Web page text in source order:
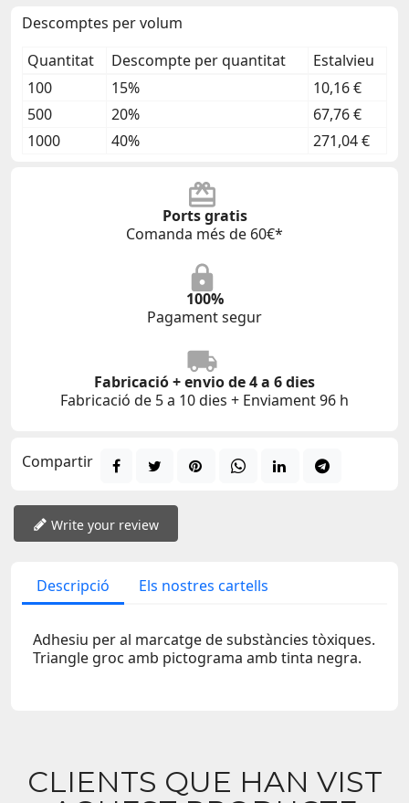
Descomptes per volum
Quantitat
Descompte per quantitat
Estalvieu
100
15%
10,16 €
500
20%
67,76 €
1000
40% 271,04 €
Ports gratis
Comanda més de 60€*
100%
Pagament segur
Fabricació + envio de 4 a 6 dies
Fabricació de 5 a 10 dies + Enviament 96 h
Compartir
Write your review
Descripció Els nostres cartells
Adhesiu per al marcatge de substàncies tòxiques.
Triangle groc amb pictograma amb tinta negra.
CLIENTS QUE HAN VIST